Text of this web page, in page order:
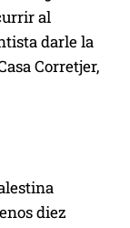
al
darle la
Corretjer,
diez